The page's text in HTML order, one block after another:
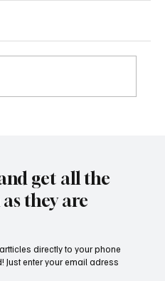
get all the
they are
directly to your phone
enter your email adress